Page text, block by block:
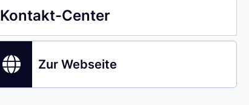
Kontakt-Center
Zur Webseite